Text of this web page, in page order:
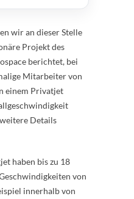
wir an dieser Stelle
Projekt des
berichtet, bei
Mitarbeiter von
einem Privatjet
Details
haben bis zu 18
von
innerhalb von